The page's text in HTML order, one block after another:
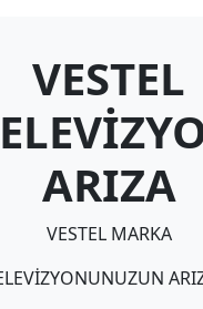
VESTEL
ARIZA
VESTEL MARKA